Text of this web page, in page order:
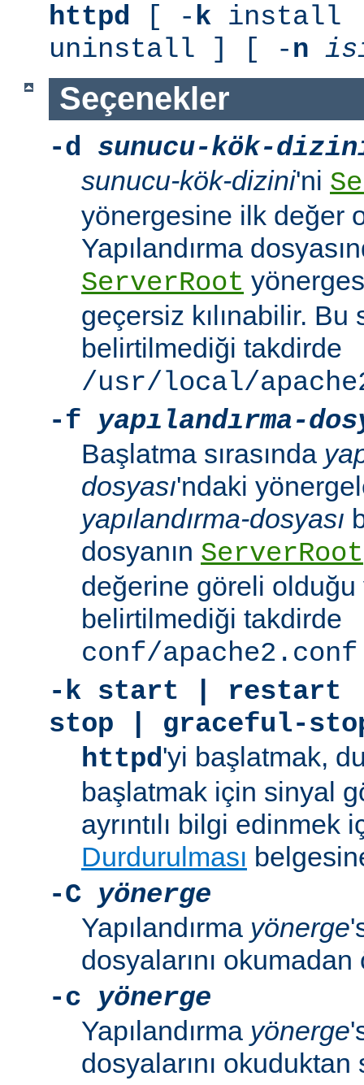
httpd [ -k install
uninstall ] [ -n
Seçenekler
-d
sunucu-kök-
sunucu-kök-dizini'ni
yönergesine ilk değer
Yapılandırma
ServerRoot
geçersiz kılınabilir. Bu
belirtilmediği takdirde
/usr/local/
-f
yapılandırma-
Başlatma sırasında
dosyası'ndaki
yapılandırma-dosyası
dosyanın ServerRoot
değerine göreli olduğu
belirtilmediği takdirde
conf/apache2.conf
-k start | restart
stop | graceful-
httpd'yi başlatmak,
başlatmak için sinyal
ayrıntılı bilgi edinmek
Durdurulması
-C yönerge
Yapılandırma yönerge
dosyalarını
-c
yönerge
Yapılandırma yönerge
dosyalarını